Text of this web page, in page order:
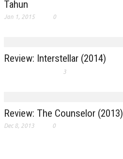
Tahun
Jan 1, 2015 0
Review: Interstellar (2014)
3
Review: The Counselor (2013)
Dec 8, 2013 0